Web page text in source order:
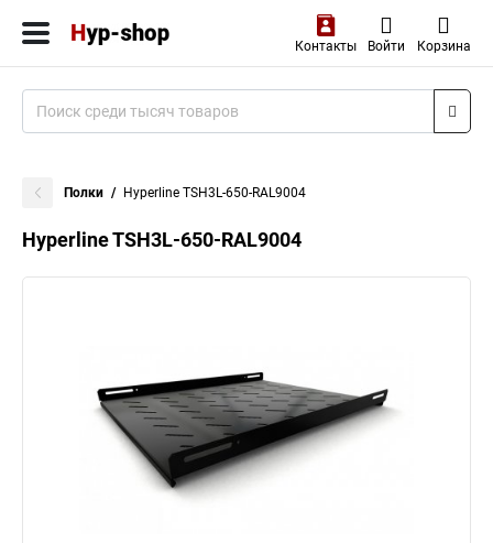
Контакты Войти Корзина
Полки Hyperline TSH3L-650-RAL9004
Hyperline TSH3L-650-RAL9004